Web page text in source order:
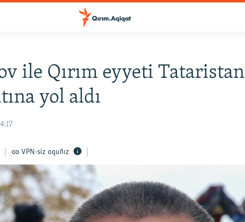
ile Qırım eyyeti Tataristan
yol aldı
VPN-siz oquñız